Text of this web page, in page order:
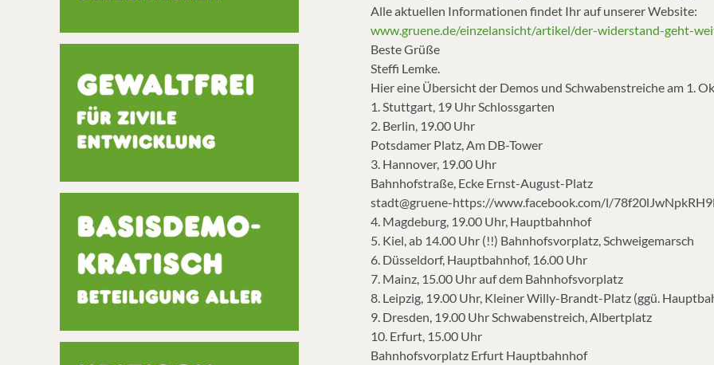
Alle aktuellen Informationen findet Ihr auf unserer Website:
www.gruene.de/einzelansicht/artikel/der-widerstand-geht-
Beste Grüße
Steffi Lemke.
Hier eine Übersicht der Demos und Schwabenstreiche am 1.
1. Stuttgart, 19 Uhr Schlossgarten
2. Berlin, 19.00 Uhr
Potsdamer Platz, Am DB-Tower
3. Hannover, 19.00 Uhr
Bahnhofstraße, Ecke Ernst-August-Platz
stadt@gruene-https://www.facebook.com/l/
4. Magdeburg, 19.00 Uhr, Hauptbahnhof
5. Kiel, ab 14.00 Uhr (!!) Bahnhofsvorplatz, Schweigemarsch
6. Düsseldorf, Hauptbahnhof, 16.00 Uhr
7. Mainz, 15.00 Uhr auf dem Bahnhofsvorplatz
8. Leipzig, 19.00 Uhr, Kleiner Willy-Brandt-Platz (ggü.
9. Dresden, 19.00 Uhr Schwabenstreich, Albertplatz
10. Erfurt, 15.00 Uhr
Bahnhofsvorplatz Erfurt Hauptbahnhof